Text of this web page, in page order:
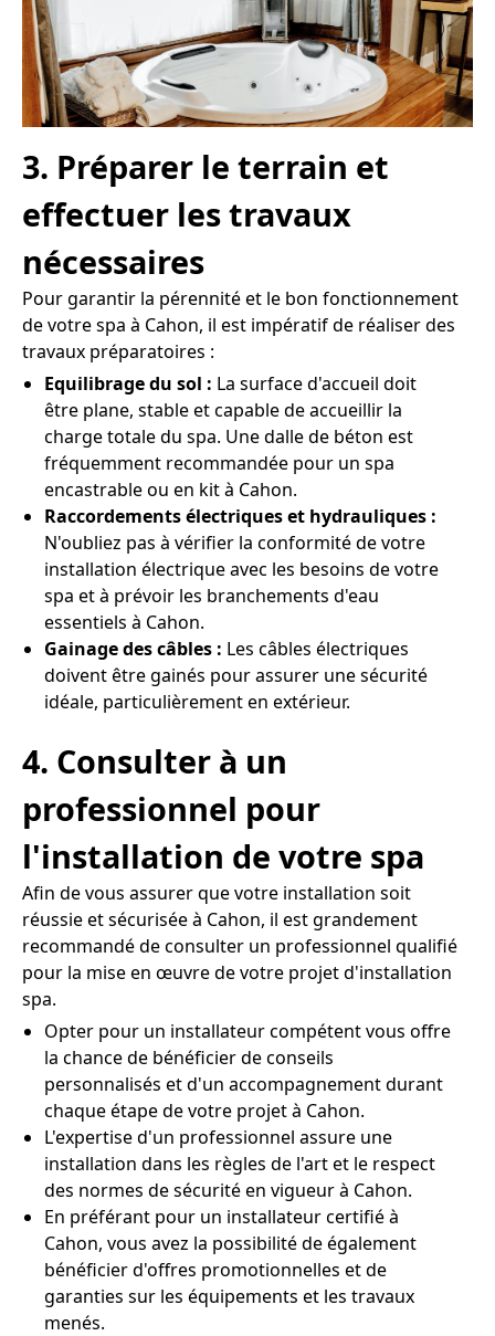
3. Préparer le terrain et
effectuer les travaux
nécessaires
Pour garantir la pérennité et le bon fonctionnement
de votre spa à Cahon, il est impératif de réaliser des
travaux préparatoires :
Equilibrage du sol : La surface d'accueil doit
être plane, stable et capable de accueillir la
charge totale du spa. Une dalle de béton est
fréquemment recommandée pour un spa
encastrable ou en kit à Cahon.
Raccordements électriques et hydrauliques :
N'oubliez pas à vérifier la conformité de votre
installation électrique avec les besoins de votre
spa et à prévoir les branchements d'eau
essentiels à Cahon.
Gainage des câbles : Les câbles électriques
doivent être gainés pour assurer une sécurité
idéale, particulièrement en extérieur.
4. Consulter à un
professionnel pour
l'installation de votre spa
Afin de vous assurer que votre installation soit
réussie et sécurisée à Cahon, il est grandement
recommandé de consulter un professionnel qualifié
pour la mise en œuvre de votre projet d'installation
spa.
Opter pour un installateur compétent vous offre
la chance de bénéficier de conseils
personnalisés et d'un accompagnement durant
chaque étape de votre projet à Cahon.
L'expertise d'un professionnel assure une
installation dans les règles de l'art et le respect
des normes de sécurité en vigueur à Cahon.
En préférant pour un installateur certifié à
Cahon, vous avez la possibilité de également
bénéficier d'offres promotionnelles et de
garanties sur les équipements et les travaux
menés.